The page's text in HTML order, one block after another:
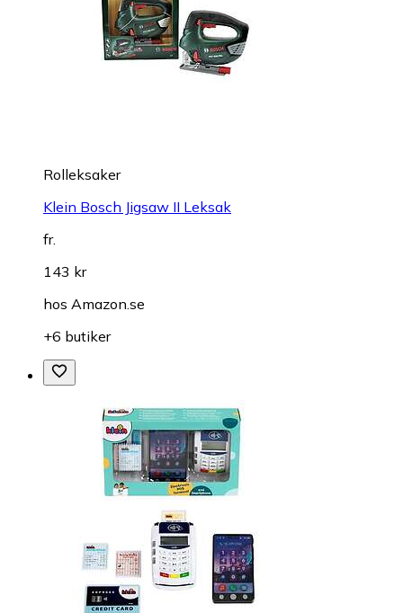
Rolleksaker
Klein Bosch Jigsaw II Leksak
fr.
143 kr
hos Amazon.se
+6 butiker